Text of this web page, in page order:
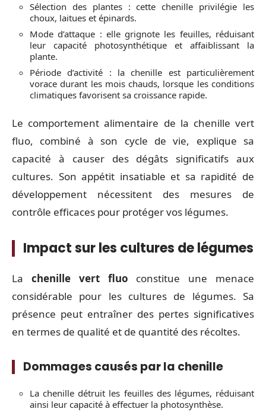
Sélection des plantes : cette chenille privilégie les
choux, laitues et épinards.
Mode d’attaque : elle grignote les feuilles, réduisant
leur capacité photosynthétique et affaiblissant la
plante.
Période d’activité : la chenille est particulièrement
vorace durant les mois chauds, lorsque les conditions
climatiques favorisent sa croissance rapide.
Le comportement alimentaire de la chenille vert
fluo, combiné à son cycle de vie, explique sa
capacité à causer des dégâts significatifs aux
cultures. Son appétit insatiable et sa rapidité de
développement nécessitent des mesures de
contrôle efficaces pour protéger vos légumes.
Impact sur les cultures de légumes
La chenille vert fluo constitue une menace
considérable pour les cultures de légumes. Sa
présence peut entraîner des pertes significatives
en termes de qualité et de quantité des récoltes.
Dommages causés par la chenille
La chenille détruit les feuilles des légumes, réduisant
ainsi leur capacité à effectuer la photosynthèse.